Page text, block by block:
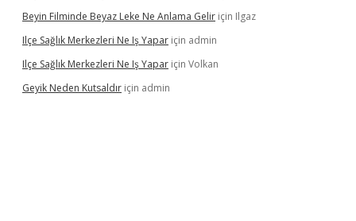
Beyin Filminde Beyaz Leke Ne Anlama Gelir için Ilgaz
Ilçe Sağlık Merkezleri Ne Iş Yapar için admin
Ilçe Sağlık Merkezleri Ne Iş Yapar için Volkan
Geyik Neden Kutsaldır için admin